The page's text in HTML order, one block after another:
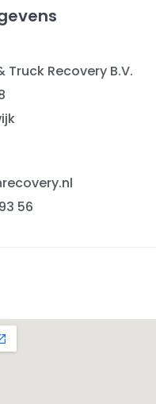
Truck Recovery B.V.
56